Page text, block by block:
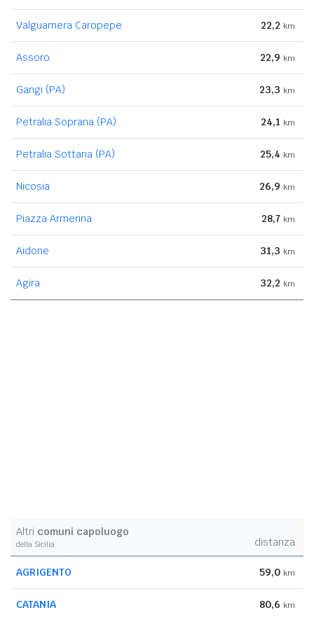
Valguarnera Caropepe 22,2 km
Assoro 22,9 km
Gangi (PA) 23,3 km
Petralia Soprana (PA) 24,1 km
Petralia Sottana (PA) 25,4 km
Nicosia 26,9 km
Piazza Armerina 28,7 km
Aidone 31,3 km
Agira 32,2 km
Altri comuni capoluogo
della Sicilia distanza
AGRIGENTO 59,0 km
CATANIA 80,6 km